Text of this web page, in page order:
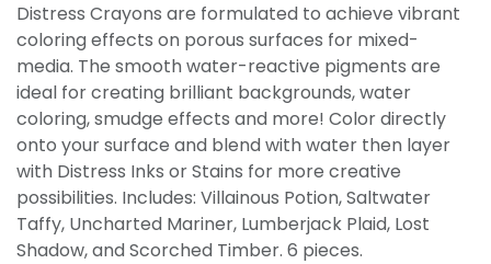
Distress Crayons are formulated to achieve vibrant
coloring effects on porous surfaces for mixed-
media. The smooth water-reactive pigments are
ideal for creating brilliant backgrounds, water
coloring, smudge effects and more! Color directly
onto your surface and blend with water then layer
with Distress Inks or Stains for more creative
possibilities. Includes: Villainous Potion, Saltwater
Taffy, Uncharted Mariner, Lumberjack Plaid, Lost
Shadow, and Scorched Timber. 6 pieces.